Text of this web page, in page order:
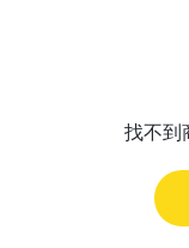
找不到